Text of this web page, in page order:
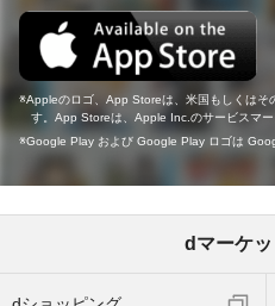
Appleのロゴ、App Storeは、米国もしくは
す。App Storeは、Apple Inc.のサービスマー
Google Play および Google Play ロゴは
dマーケ